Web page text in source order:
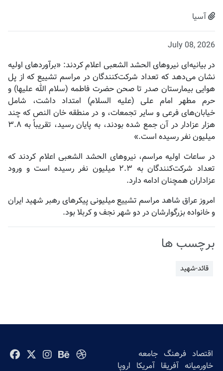
آسیا
July 08, 2026
در بیانیه‌ای نیروهای الحشد الشعبی اعلام کردند: «برآوردهای اولیه
نشان می‌دهد که تعداد شرکت‌کنندگان در مراسم تشییع که از پل
هوایی بیمارستان صدر تا صحن حضرت فاطمه (سلام الله علیها) و
حرم مطهر امام علی (علیه السلام) امتداد داشت، شامل
خیابان‌های فرعی و سایر تجمعات، و در منطقه خان النص که چند
هزار عزادار در آن جمع شده بودند، به پایان رسید، تقریباً به ۳.۸
میلیون نفر رسیده است.»
در ساعات اولیه مراسم، نیروهای الحشد الشعبی اعلام کردند که
تعداد شرکت‌کنندگان به ۲.۳ میلیون نفر رسیده است و ورود
عزاداران همچنان ادامه دارد.
امروز عراق شاهد مراسم تشییع میلیونی پیکرهای رهبر شهید ایران
و خانواده‌ بزرگوارشان در دو شهر نجف و کربلا بود.
برچسب ها
قائد-شهید
اقتصاد فرهنگ جامعه
خاورمیانه آفریقا آمریکا اروپا